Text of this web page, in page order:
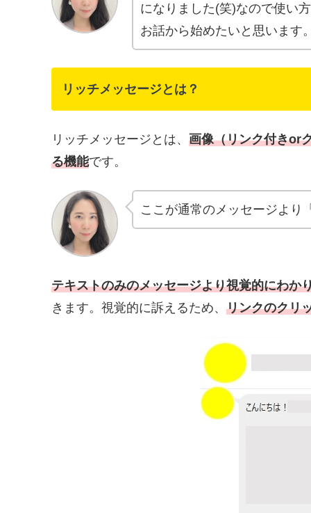
になりました(笑)なので使い
お話から始めたいと思います
リッチメッセージとは？
リッチメッセージとは、 画像（リンク付きor
る機能です。
ここが通常のメッセージより
テキストのみのメッセージより視覚的にわか
きます。視覚的に訴えるため、 リンクのクリ